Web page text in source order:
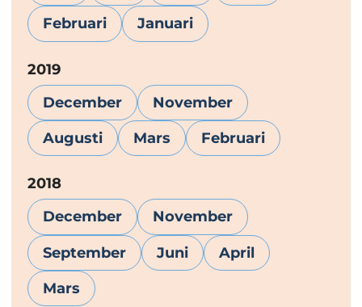
Februari Januari
År:
2019
December
November
Augusti Mars Februari
År:
2018
December
November
September Juni April
Mars